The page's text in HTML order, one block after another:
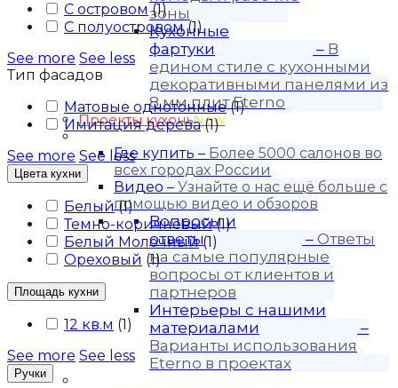
зоны
Кухонные
фартуки
– В
едином стиле с кухонными
декоративными панелями из
8 мм плит Eterno
Проекты кухоньNew
Покупателю
Где купить – Более 5000 салонов во
всех городах России
Видео – Узнайте о нас ещё больше с
помощью видео и обзоров
Вопросы и
ответы
– Ответы
на самые популярные
вопросы от клиентов и
партнеров
Интерьеры с нашими
материалами
–
Варианты использования
Eterno в проектах
С островом (1)
С полуостровом (1)
See more See less
Тип фасадов
Матовые однотонные (1)
Имитация дерева (1)
See more See less
Цвета кухни
Белый (1)
Темно-коричневый (1)
Белый Молочный (1)
Ореховый (1)
Площадь кухни
12 кв.м (1)
See more See less
Ручки